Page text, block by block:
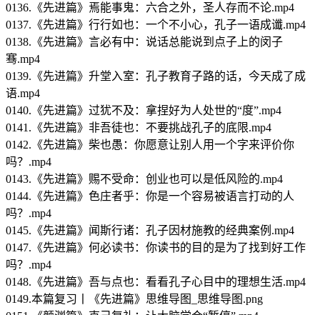
0136.《先进篇》焉能事鬼：六合之外，圣人存而不论.mp4
0137.《先进篇》行行如也：一个不小心，孔子一语成谶.mp4
0138.《先进篇》言必有中：说话总能说到点子上的闵子
骞.mp4
0139.《先进篇》升堂入室：孔子教育子路的话，今天成了成
语.mp4
0140.《先进篇》过犹不及：拿捏好为人处世的“度”.mp4
0141.《先进篇》非吾徒也：不要挑战孔子的底限.mp4
0142.《先进篇》柴也愚：你愿意让别人用一个字来评价你
吗？.mp4
0143.《先进篇》赐不受命：创业也可以是低风险的.mp4
0144.《先进篇》色庄者乎：你是一个容易被语言打动的人
吗？.mp4
0145.《先进篇》闻斯行诸：孔子因材施教的经典案例.mp4
0147.《先进篇》何必读书：你读书的目的是为了找到好工作
吗？.mp4
0148.《先进篇》吾与点也：看看孔子心目中的理想生活.mp4
0149.本篇复习丨《先进篇》思维导图_思维导图.png